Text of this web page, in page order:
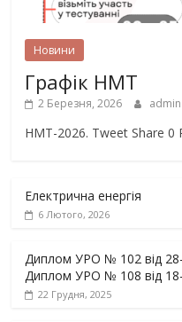
Новини
Графік НМТ
2 Березня, 2026 admin
НМТ-2026. Tweet Share 0
Електрична енергія
6 Лютого, 2026
Диплом УРО № 102 від
Диплом УРО № 108 від 18-
22 Грудня, 2025